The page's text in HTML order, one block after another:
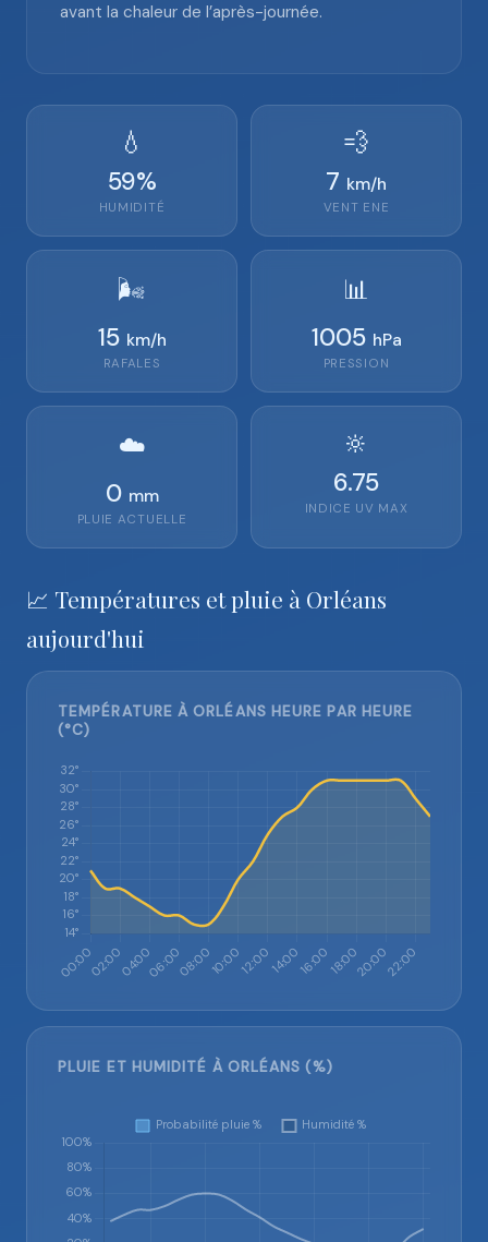
avant la chaleur de l’après-journée.
💧
59%
HUMIDITÉ
💨
7 km/h
VENT ENE
🌬️
15 km/h
RAFALES
📊
1005 hPa
PRESSION
☁️
0 mm
PLUIE ACTUELLE
🔆
6.75
INDICE UV MAX
📈 Températures et pluie à Orléans
aujourd'hui
TEMPÉRATURE À ORLÉANS HEURE PAR HEURE
(°C)
PLUIE ET HUMIDITÉ À ORLÉANS (%)